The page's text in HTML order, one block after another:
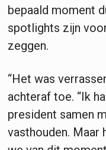
bepaald moment
spotlights zijn
zeggen.
“Het was
achteraf toe. “Ik
president samen
vasthouden. Maar